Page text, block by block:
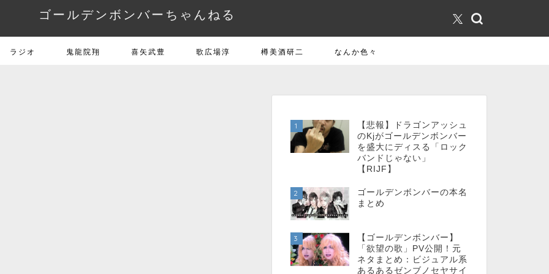
ゴールデンボンバーちゃんねる
ラジオ 鬼龍院翔 喜矢武豊 歌広場淳 樽美酒研二 なんか色々
1
【悲報】ドラゴンアッシュ
のKjがゴールデンボンバー
を盛大にディスる「ロック
バンドじゃない」
【RIJF】
2
ゴールデンボンバーの本名
まとめ
3
【ゴールデンボンバー】
「欲望の歌」PV公開！元
ネタまとめ：ビジュアル系
あるあるゼンブノセヤサイ